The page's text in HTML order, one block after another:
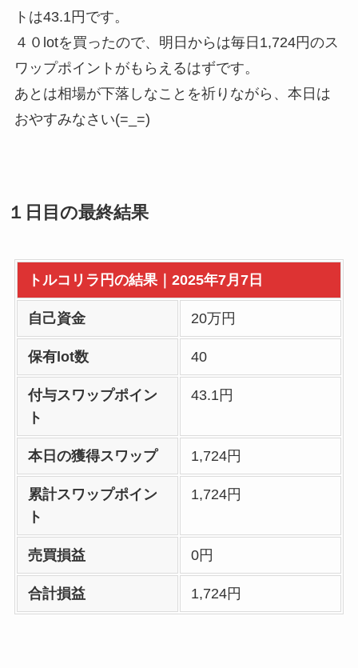
トは43.1円です。
４０lotを買ったので、明日からは毎日1,724円のス
ワップポイントがもらえるはずです。
あとは相場が下落しなことを祈りながら、本日は
おやすみなさい(=_=)
１日目の最終結果
トルコリラ円の結果｜2025年7月7日
自己資金 20万円
保有lot数 40
付与スワップポイン
ト
43.1円
本日の獲得スワップ 1,724円
累計スワップポイン
ト
1,724円
売買損益 0円
合計損益 1,724円